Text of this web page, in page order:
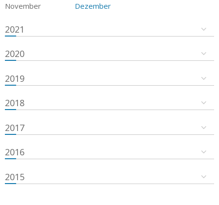
November
Dezember
2021
2020
2019
2018
2017
2016
2015